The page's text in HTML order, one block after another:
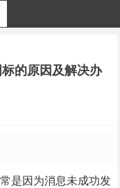
的原因及解决办
是因为消息未成功发